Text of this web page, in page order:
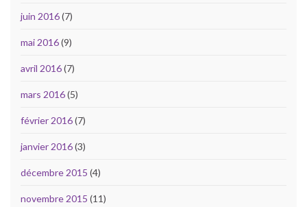
juin 2016(7)
mai 2016(9)
avril 2016(7)
mars 2016(5)
février 2016(7)
janvier 2016(3)
décembre 2015 (4)
novembre 2015 (11)